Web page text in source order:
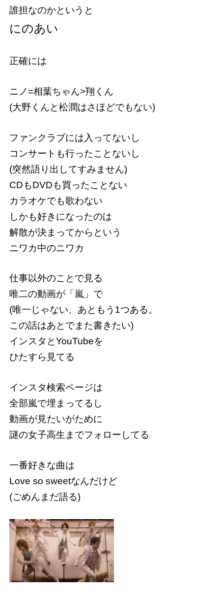
誰担なのかというと
にのあい
正確には
ニノ=相葉ちゃん>翔くん
(大野くんと松潤はさほどでもない)
ファンクラブには入ってないし
コンサートも行ったことないし
(突然語り出してすみません)
CDもDVDも買ったことない
カラオケでも歌わない
しかも好きになったのは
解散が決まってからという
ニワカ中のニワカ
仕事以外のことで見る
唯二の動画が「嵐」で
(唯一じゃない、あともう1つある。
この話はあとでまた書きたい)
インスタとYouTubeを
ひたすら見てる
インスタ検索ページは
全部嵐で埋まってるし
動画が見たいがために
謎の女子高生までフォローしてる
一番好きな曲は
Love so sweetなんだけど
(ごめんまだ語る)